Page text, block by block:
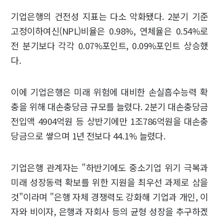
기업은행의 건전성 지표는 다소 악화됐다. 2분기 기준
고정이하여신(NPL)비율은 0.98%, 연체율은 0.54%로
전 분기보다 각각 0.07%포인트, 0.09%포인트 상승했
다.
이에 기업은행은 미래 위험에 대비한 손실흡수능력 확
충을 위해 대손충당금 규모를 늘렸다. 2분기 대손충당금
전입액 4904억원 등 상반기에만 1조786억원을 대손충
당금으로 쌓으며 1년 전보다 44.1% 늘렸다.
기업은행 관계자는 "하반기에도 중소기업 위기 극복과
미래 성장동력 확보를 위한 지원을 최우선 과제로 삼을
것"이라며 "은행 자체 경쟁력도 강화해 기업과 개인, 이
자와 비이자, 은행과 자회사 등의 균형 성장을 추구하겠